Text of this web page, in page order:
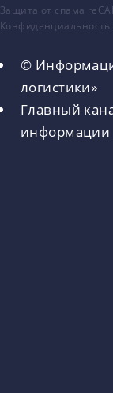
Защита от спама
Конфиденциальность
©
логистики»
Главный
информации